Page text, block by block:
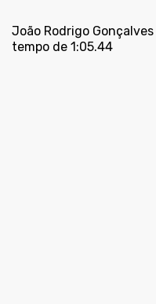
João Rodrigo
tempo de 1:05.44